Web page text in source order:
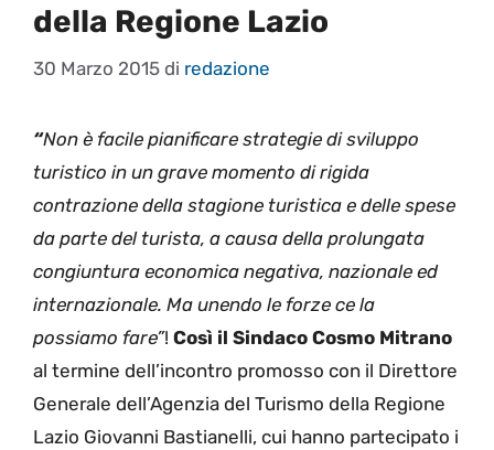
della Regione Lazio
30 Marzo 2015 di redazione
“Non è facile pianificare strategie di sviluppo
turistico in un grave momento di rigida
contrazione della stagione turistica e delle spese
da parte del turista, a causa della prolungata
congiuntura economica negativa, nazionale ed
internazionale. Ma unendo le forze ce la
possiamo fare”! Così il Sindaco Cosmo Mitrano
al termine dell’incontro promosso con il Direttore
Generale dell’Agenzia del Turismo della Regione
Lazio Giovanni Bastianelli, cui hanno partecipato i